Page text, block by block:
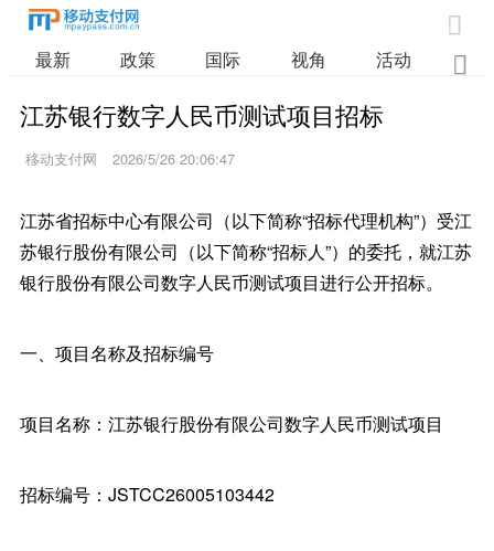

最新 政策 国际 视角 活动 业

江苏银行数字人民币测试项目招标
移动支付网 2026/5/26 20:06:47
江苏省招标中心有限公司（以下简称“招标代理机构”）受江
苏银行股份有限公司（以下简称“招标人”）的委托，就江苏
银行股份有限公司数字人民币测试项目进行公开招标。
一、项目名称及招标编号
项目名称：江苏银行股份有限公司数字人民币测试项目
招标编号：JSTCC26005103442